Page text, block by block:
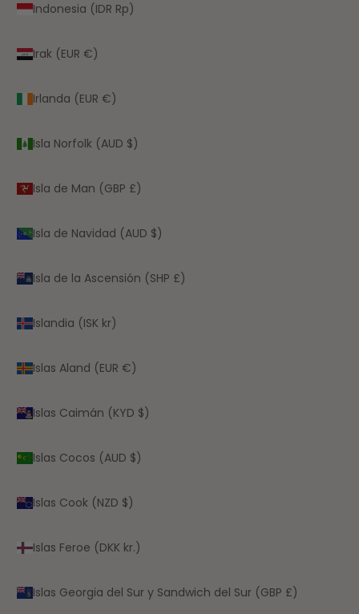
Indonesia (IDR Rp)
Irak (EUR €)
Irlanda (EUR €)
Isla Norfolk (AUD $)
Isla de Man (GBP £)
Isla de Navidad (AUD $)
Isla de la Ascensión (SHP £)
Islandia (ISK kr)
Islas Aland (EUR €)
Islas Caimán (KYD $)
Islas Cocos (AUD $)
Islas Cook (NZD $)
Islas Feroe (DKK kr.)
Islas Georgia del Sur y Sandwich del Sur (GBP £)